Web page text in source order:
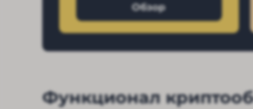
Обзор
Функционал